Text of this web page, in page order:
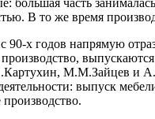
большая часть
В то же время
х годов напрямую
производство,
М.М.Зайцев
выпуск